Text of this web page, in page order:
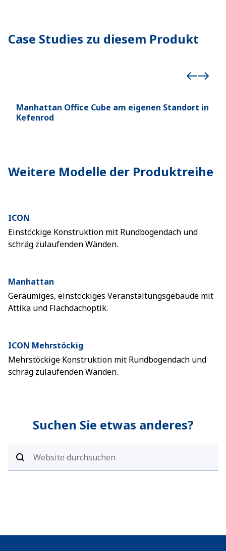
Case Studies zu diesem Produkt
Manhattan Office Cube am eigenen Standort in
Kefenrod
Weitere Modelle der Produktreihe
ICON
Einstöckige Konstruktion mit Rundbogendach und
schräg zulaufenden Wänden.
Manhattan
Geräumiges, einstöckiges Veranstaltungsgebäude mit
Attika und Flachdachoptik.
ICON Mehrstöckig
Mehrstöckige Konstruktion mit Rundbogendach und
schräg zulaufenden Wänden.
Suchen Sie etwas anderes?